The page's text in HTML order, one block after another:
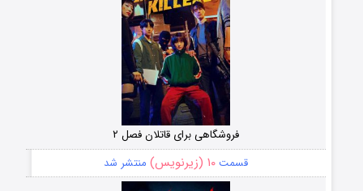
فروشگاهی برای قاتلان فصل ۲
قسمت۱۰ (زیرنویس) منتشر شد